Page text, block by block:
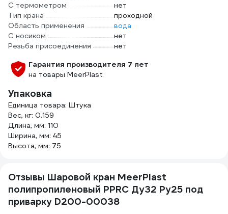
С термометром
нет
Тип крана
проходной
Область применения
вода
С носиком
нет
Резьба присоединения
нет
Гарантия производителя 7 лет
на товары MeerPlast
Упаковка
Единица товара: Штука
Вес, кг: 0.159
Длина, мм: 110
Ширина, мм: 45
Высота, мм: 75
Отзывы Шаровой кран MeerPlast
полипропиленовый PPRC Ду32 Ру25 под
приварку D200-00038